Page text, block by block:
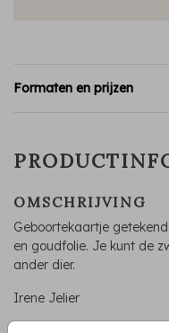
Formaten en prijzen
OMSCHRIJVING
Geboortekaartje
en goudfolie. Je kunt de
ander dier.
Irene Jelier